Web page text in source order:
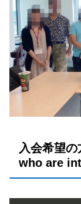
入会希望
who are